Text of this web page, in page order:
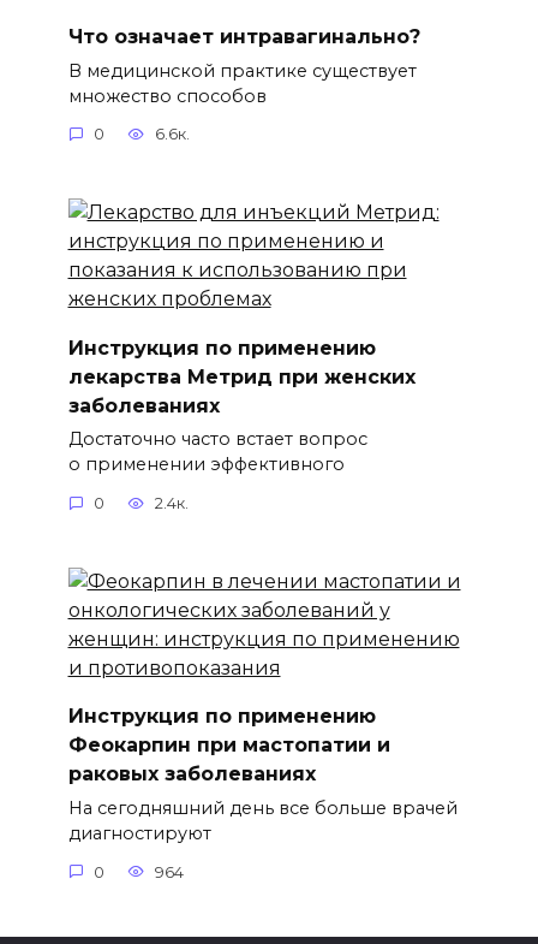
Что означает интравагинально?
В медицинской практике существует
множество способов
0 6.6к.
Инструкция по применению
лекарства Метрид при женских
заболеваниях
Достаточно часто встает вопрос
о применении эффективного
0 2.4к.
Инструкция по применению
Феокарпин при мастопатии и
раковых заболеваниях
На сегодняшний день все больше врачей
диагностируют
0 964